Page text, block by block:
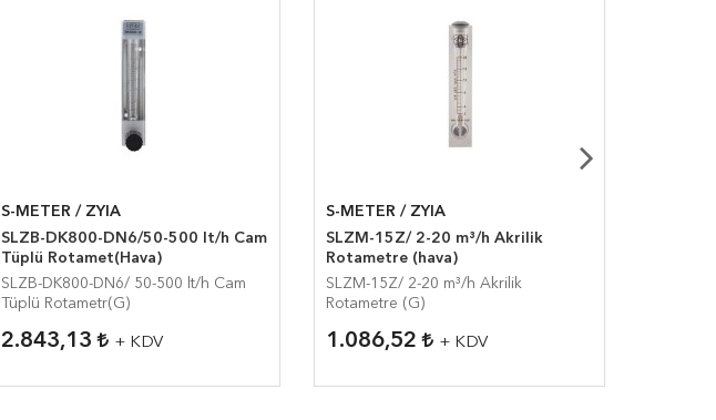
S-METER / ZYIA
SLZB-DK800-DN6/50-500 lt/h Cam
Tüplü Rotamet(Hava)
SLZB-DK800-DN6/ 50-500 lt/h Cam
Tüplü Rotametr(G)
2.843,13 + KDV
S-METER / ZYIA
SLZM-15Z/ 2-20 m³/h Akrilik
Rotametre (hava)
SLZM-15Z/ 2-20 m³/h Akrilik
Rotametre (G)
1.086,52 + KDV